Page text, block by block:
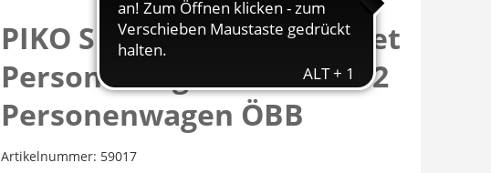
PIKO SmartControlwlan Set
Personenzug Rh 2016 mit 2
Personenwagen ÖBB
Artikelnummer: 59017